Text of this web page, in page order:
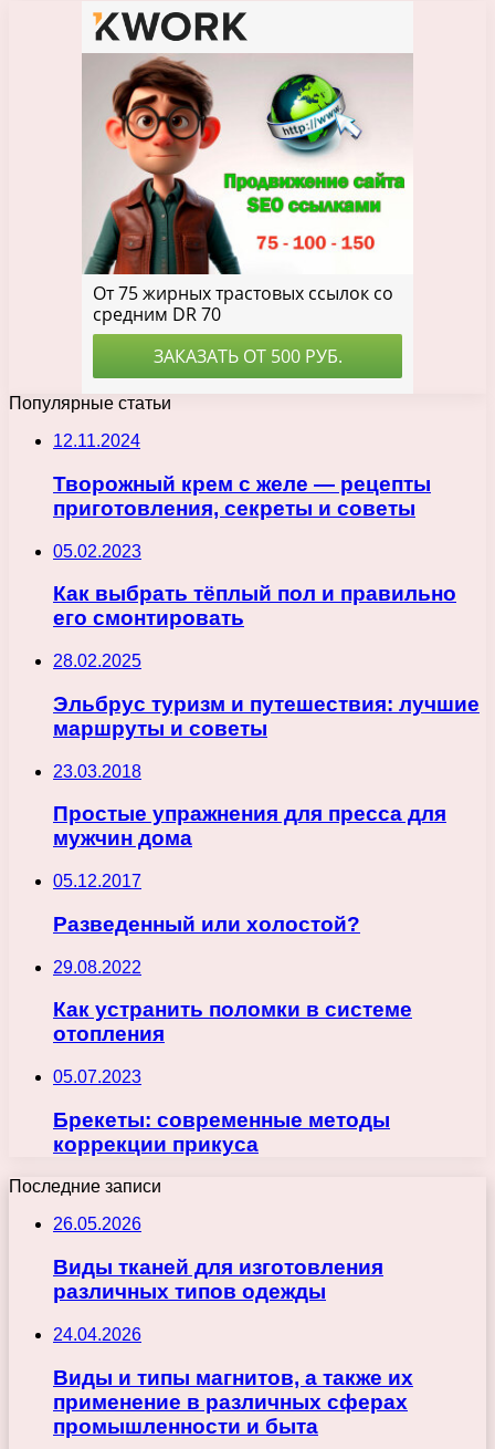
Популярные статьи
12.11.2024
Творожный крем с желе — рецепты
приготовления, секреты и советы
05.02.2023
Как выбрать тёплый пол и правильно
его смонтировать
28.02.2025
Эльбрус туризм и путешествия: лучшие
маршруты и советы
23.03.2018
Простые упражнения для пресса для
мужчин дома
05.12.2017
Разведенный или холостой?
29.08.2022
Как устранить поломки в системе
отопления
05.07.2023
Брекеты: современные методы
коррекции прикуса
Последние записи
26.05.2026
Виды тканей для изготовления
различных типов одежды
24.04.2026
Виды и типы магнитов, а также их
применение в различных сферах
промышленности и быта